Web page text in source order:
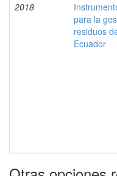
2018
para la
residuos
Ecuador